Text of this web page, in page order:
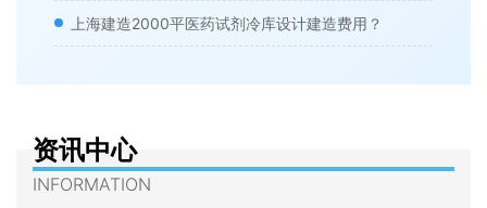
上海建造2000平医药试剂冷库设计建造费用？
资讯中心
INFORMATION